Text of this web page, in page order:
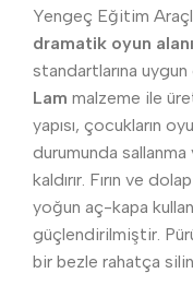
Yengeç Eğitim
dramatik oyun alanı
standartlarına uygun
Lam malzeme ile
yapısı, çocukların
durumunda
kaldırır. Fırın ve
yoğun aç-kapa
güçlendirilmiştir.
bir bezle rahatça